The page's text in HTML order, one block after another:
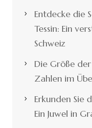
Entdecke die
Tessin: Ein
Schweiz
Die Größe
Zahlen im
Erkunden Sie
Ein Juwel in